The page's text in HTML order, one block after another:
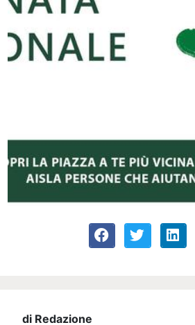
di Redazione